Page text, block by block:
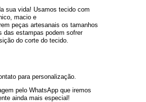
sua vida! Usamos tecido com
macio e
peças artesanais os tamanhos
das estampas podem sofrer
do corte do tecido.
para personalização.
pelo WhatsApp que iremos
ainda mais especial!